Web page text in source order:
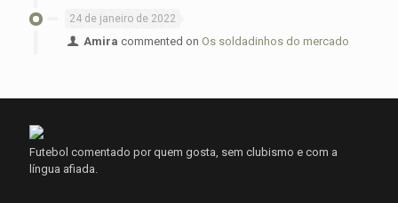
24 de janeiro de 2022
Amira commented onOs soldadinhos do mercado
Futebol comentado por quem gosta, sem clubismo e com a
língua afiada.